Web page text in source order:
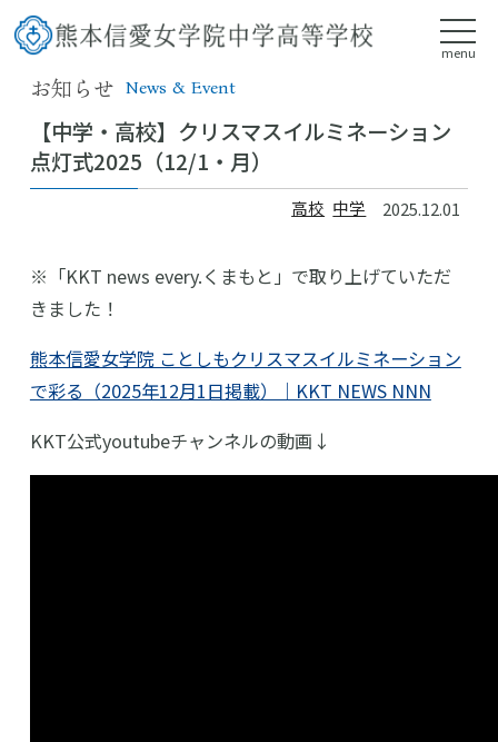
お知らせ News & Event
【中学・高校】クリスマスイルミネーション
点灯式2025（12/1・月）
高校 中学 2025.12.01
※「KKT news every.くまもと」で取り上げていただ
きました！
熊本信愛女学院 ことしもクリスマスイルミネーション
で彩る（2025年12月1日掲載）｜KKT NEWS NNN
KKT公式youtubeチャンネルの動画↓
menu